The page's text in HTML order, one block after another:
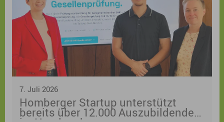
7. Juli 2026
Homberger Startup unterstützt
bereits über 12.000 Auszubildende